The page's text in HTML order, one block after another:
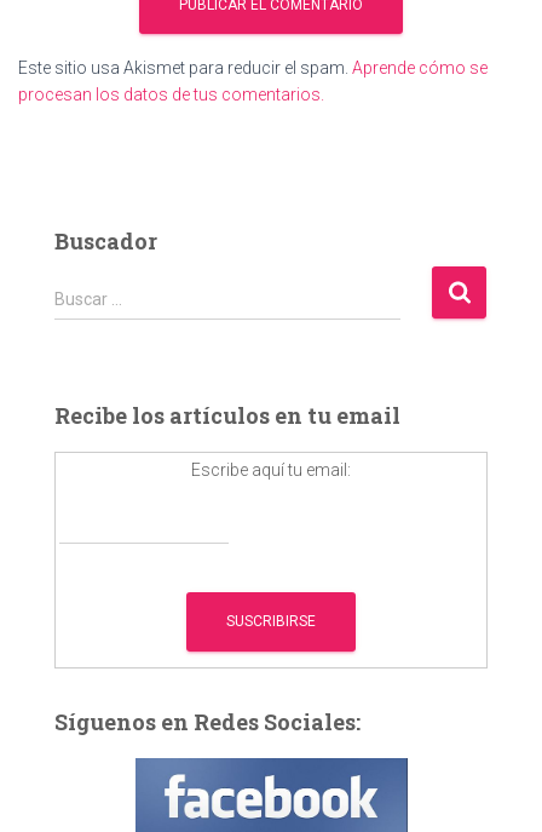
Este sitio usa Akismet para reducir el spam. Aprende cómo se
procesan los datos de tus comentarios.
Buscador
B
u
r
:
Buscar …
Recibe los artículos en tu email
Escribe aquí tu email:
Síguenos en Redes Sociales: